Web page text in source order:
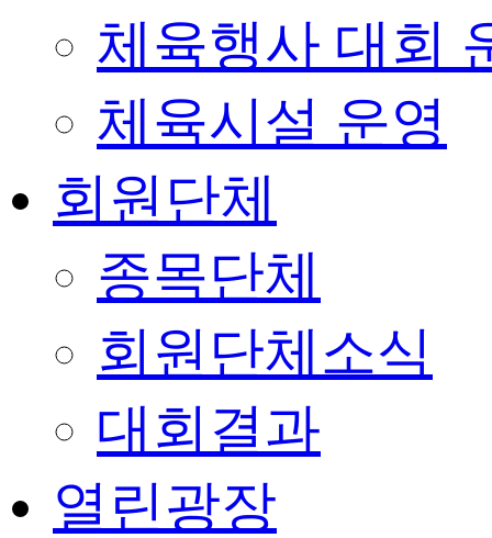
체육행사 대회
체육시설 운영
회원단체
종목단체
회원단체소식
대회결과
열린광장